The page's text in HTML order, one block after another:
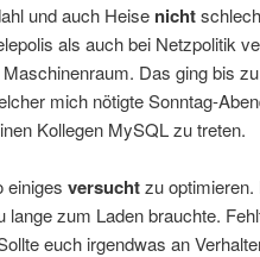
und auch Heise nicht
als auch bei Netzpolitik
Das ging bis
mich nötigte Sonntag-
Kollegen MySQL zu treten.
einiges versuchtzu
zum Laden brauchte.
euch irgendwas an